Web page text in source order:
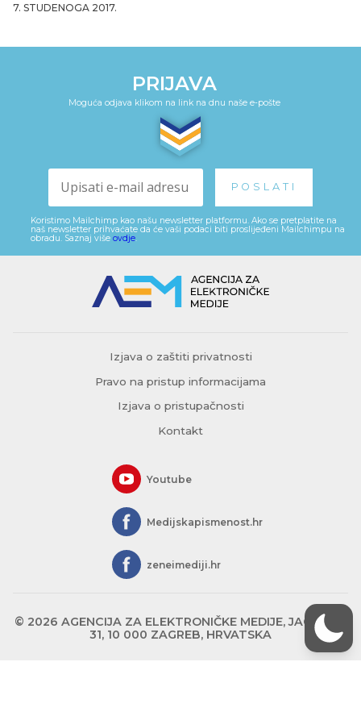
7. STUDENOGA 2017.
PRIJAVA
Moguća odjava klikom na link na dnu naše e-pošte
Koristimo Mailchimp kao našu newsletter platformu. Ako se pretplatite na
naš newsletter prihvaćate da će vaši podaci biti proslijeđeni Mailchimpu na
obradu. Saznaj više ovdje.
Izjava o zaštiti privatnosti
Pravo na pristup informacijama
Izjava o pristupačnosti
Kontakt
Youtube
Medijskapismenost.hr
zeneimediji.hr
© 2026 AGENCIJA ZA ELEKTRONIČKE MEDIJE, JAGIĆEVA
31, 10 000 ZAGREB, HRVATSKA